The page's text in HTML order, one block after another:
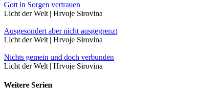
Gott in Sorgen vertrauen
Licht der Welt | Hrvoje Sirovina
Ausgesondert aber nicht ausgegrenzt
Licht der Welt | Hrvoje Sirovina
Nichts gemein und doch verbunden
Licht der Welt | Hrvoje Sirovina
Weitere Serien